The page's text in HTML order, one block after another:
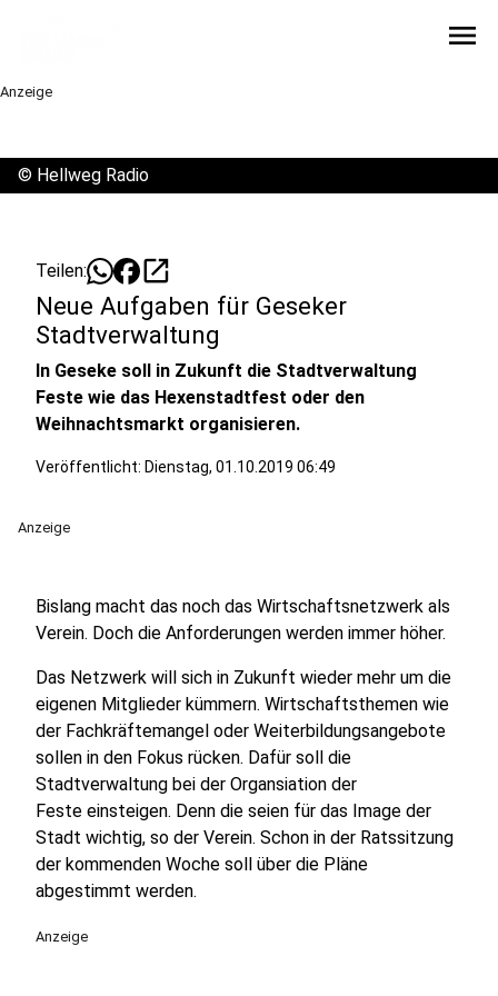
menu
Anzeige
© Hellweg Radio
Teilen: open_in_new
Neue Aufgaben für Geseker
Stadtverwaltung
In Geseke soll in Zukunft die Stadtverwaltung
Feste wie das Hexenstadtfest oder den
Weihnachtsmarkt organisieren.
Veröffentlicht: Dienstag, 01.10.2019 06:49
Anzeige
Bislang macht das noch das Wirtschaftsnetzwerk als
Verein. Doch die Anforderungen werden immer höher.
Das Netzwerk will sich in Zukunft wieder mehr um die
eigenen Mitglieder kümmern. Wirtschaftsthemen wie
der Fachkräftemangel oder Weiterbildungsangebote
sollen in den Fokus rücken. Dafür soll die
Stadtverwaltung bei der Organsiation der
Feste einsteigen. Denn die seien für das Image der
Stadt wichtig, so der Verein. Schon in der Ratssitzung
der kommenden Woche soll über die Pläne
abgestimmt werden.
Anzeige